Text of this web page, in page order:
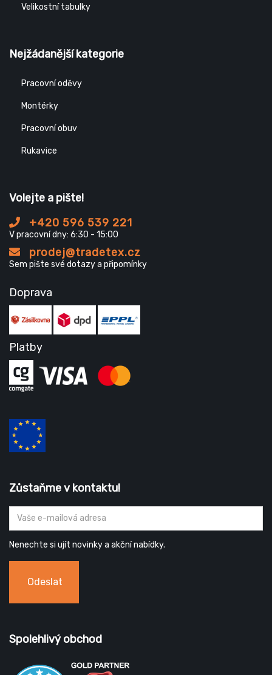
Velikostní tabulky
Nejžádanější kategorie
Pracovní oděvy
Montérky
Pracovní obuv
Rukavice
Volejte a pište!
+420 596 539 221
V pracovní dny: 6:30 - 15:00
prodej@tradetex.cz
Sem pište své dotazy a připomínky
Doprava
Platby
Zůstaňme v kontaktu!
Nenechte si ujít novinky a akční nabídky.
Odeslat
Spolehlivý obchod